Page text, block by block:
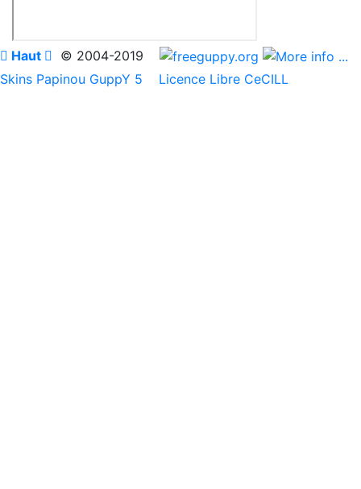
 Haut  © 2004-2019
Skins Papinou GuppY 5
Licence Libre CeCILL